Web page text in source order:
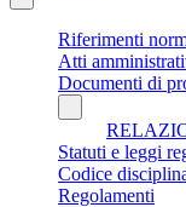
Riferimenti
Atti
Documenti di
Statuti e leggi
Codice
Regolamenti